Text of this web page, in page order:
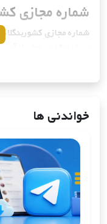
شماره مجازی
شماره مجازی
می‌کند که می‌توان از آن
استفاده از شماره
مزایای زیادی به
هزینه‌های ارتباطی، این
مقرون به صرفه کمک
خواندنی ها